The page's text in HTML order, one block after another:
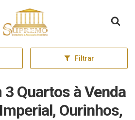
inicial
Filtrar
3 Quartos à Venda
Ourinhos,